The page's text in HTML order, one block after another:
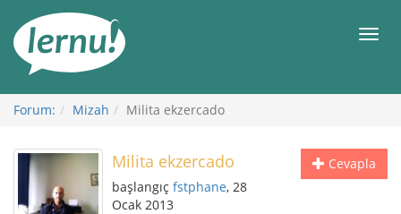
Görüntüleme
Forum: Mizah Milita ekzercado
Cevapla
Milita ekzercado
başlangıç fstphane, 28
Ocak 2013